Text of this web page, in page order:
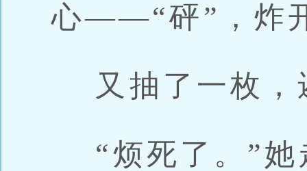
心——“砰”，炸
又抽了一枚，
“烦死了。”她